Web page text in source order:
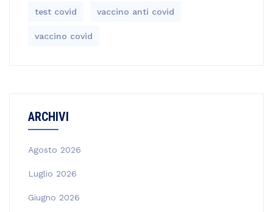
test covid vaccino anti covid
vaccino covid
ARCHIVI
Agosto 2026
Luglio 2026
Giugno 2026